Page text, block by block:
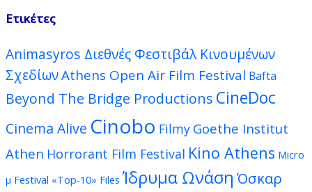
Ετικέτες
Animasyros Διεθνές Φεστιβάλ Κινουμένων
ΣχεδίωνAthens Open Air Film Festival Bafta
Beyond The Bridge Productions CineDoc
Cinema Alive Cinobo Filmy Goethe Institut
Athen Horrorant Film Festival Kino Athens Micro
μ Festival «Top-10» Files Ίδρυμα Ωνάση Όσκαρ